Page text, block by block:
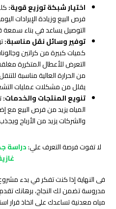
اختيار شبكة توزيع قوية:
فرص البيع وزيادة الإيرادات
التوصيل يساعد في بناء
توفير وسائل نقل مناسبة:
كميات كبيرة من كراتين
التعرض للأعطال المتكررة
من الحرارة العالية مناسبة
يقلل من مشكلات عمليات
تنويع المنتجات والخدمات:
المياه يزيد من فرص البيع مع
والشركات يزيد من الأرباح
لا تفوت فرصة التعرف علي:دراسة
فى النهاية إذا كنت تفكر في بدء
مدروسة تضمن لك النجاح، برهانك
مياه معدنية تساعدك على اتخاذ قرار